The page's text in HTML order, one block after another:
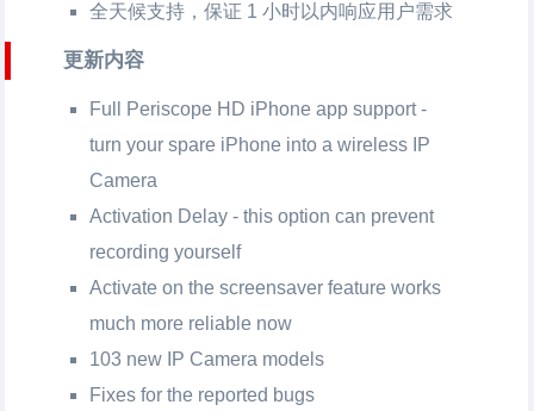
全天候支持，保证 1 小时以内响应用户需求
更新内容
Full Periscope HD iPhone app support -
turn your spare iPhone into a wireless IP
Camera
Activation Delay - this option can prevent
recording yourself
Activate on the screensaver feature works
much more reliable now
103 new IP Camera models
Fixes for the reported bugs